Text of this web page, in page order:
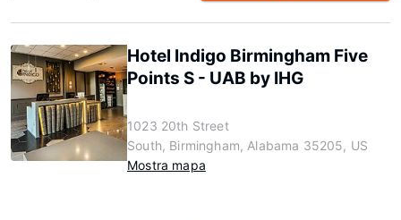
Hotel Indigo Birmingham Five
Points S - UAB by IHG
1023 20th Street
South, Birmingham, Alabama 35205, US
Mostra mapa